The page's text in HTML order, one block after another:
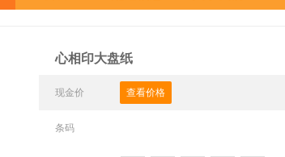
心相印大盘纸
现金价 查看价格
条码